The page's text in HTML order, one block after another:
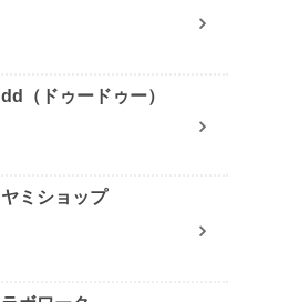
dd（ドゥードゥー）
ヤミショップ